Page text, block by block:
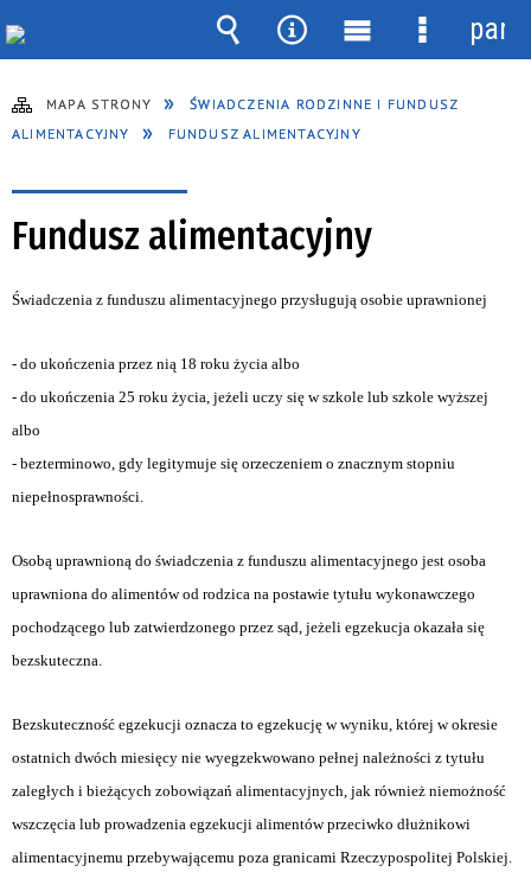
MAPA STRONY
ŚWIADCZENIA RODZINNE I FUNDUSZ
ALIMENTACYJNY
FUNDUSZ ALIMENTACYJNY
Fundusz alimentacyjny
Świadczenia z funduszu alimentacyjnego przysługują osobie uprawnionej
- do ukończenia przez nią 18 roku życia albo
- do ukończenia 25 roku życia, jeżeli uczy się w szkole lub szkole wyższej
albo
- bezterminowo, gdy legitymuje się orzeczeniem o znacznym stopniu
niepełnosprawności.
Osobą uprawnioną do świadczenia z funduszu alimentacyjnego jest osoba
uprawniona do alimentów od rodzica na postawie tytułu wykonawczego
pochodzącego lub zatwierdzonego przez sąd, jeżeli egzekucja okazała się
bezskuteczna.
Bezskuteczność egzekucji oznacza to egzekucję w wyniku, której w okresie
ostatnich dwóch miesięcy nie wyegzekwowano pełnej należności z tytułu
zaległych i bieżących zobowiązań alimentacyjnych, jak również niemożność
wszczęcia lub prowadzenia egzekucji alimentów przeciwko dłużnikowi
alimentacyjnemu przebywającemu poza granicami Rzeczypospolitej Polskiej.
Wyszukiwarka
Narzędzia
Menu
główne
Menu